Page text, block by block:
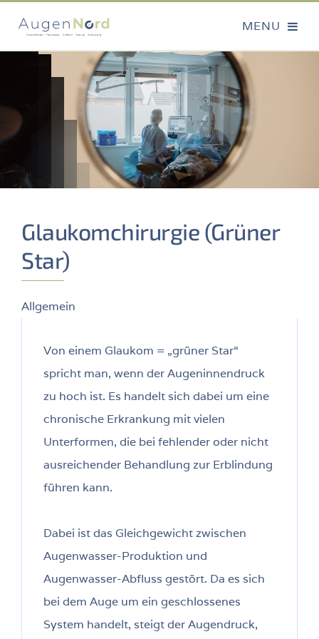
Glaukomchirurgie (Grüner
Star)
Allgemein
Von einem Glaukom = „grüner Star“
spricht man, wenn der Augeninnendruck
zu hoch ist. Es handelt sich dabei um eine
chronische Erkrankung mit vielen
Unterformen, die bei fehlender oder nicht
ausreichender Behandlung zur Erblindung
führen kann.
Dabei ist das Gleichgewicht zwischen
Augenwasser-Produktion und
Augenwasser-Abfluss gestört. Da es sich
bei dem Auge um ein geschlossenes
System handelt, steigt der Augendruck,